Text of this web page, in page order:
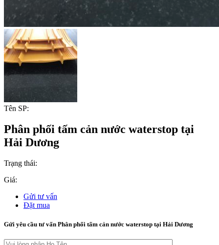
Tên SP:
Phân phối tấm cản nước waterstop tại
Hải Dương
Trạng thái:
Giá:
Gửi tư vấn
Đặt mua
Gửi yêu cầu tư vấn Phân phối tấm cản nước waterstop tại Hải Dương